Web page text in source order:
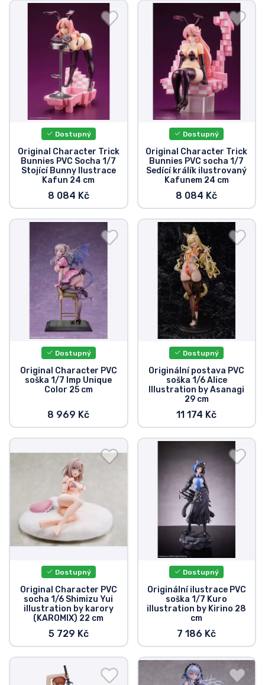
Dostupný
Original Character Trick
Bunnies PVC Socha 1/7
Stojící Bunny Ilustrace
Kafun 24 cm
8 084 Kč
Dostupný
Original Character Trick
Bunnies PVC socha 1/7
Sedící králík ilustrovaný
Kafunem 24 cm
8 084 Kč
Dostupný
Original Character PVC
soška 1/7 Imp Unique
Color 25 cm
8 969 Kč
Dostupný
Originální postava PVC
soška 1/6 Alice
Illustration by Asanagi
29 cm
11 174 Kč
Dostupný
Original Character PVC
socha 1/6 Shimizu Yui
illustration by karory
(KAROMIX) 22 cm
5 729 Kč
Dostupný
Originální ilustrace PVC
soška 1/7 Kuro
illustration by Kirino 28
cm
7 186 Kč